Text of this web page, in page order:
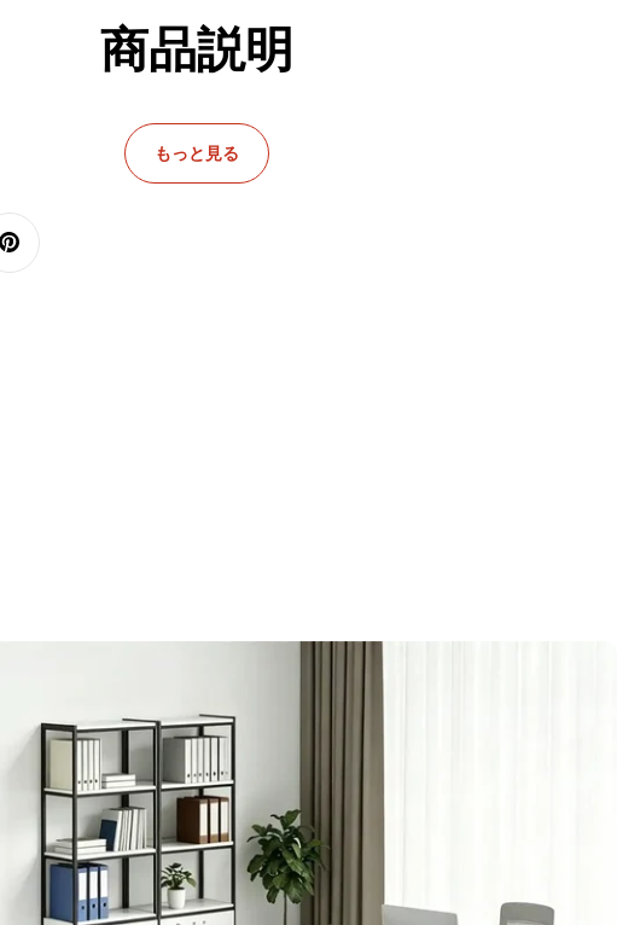
商品説明
用性の高いレジカウンター
付いており、簡単に施錠・解錠ができるため
収納スペース
わせて自由に配置でき、探す手間も軽減され
かつ効率的に行えるようになります。
もっと見る